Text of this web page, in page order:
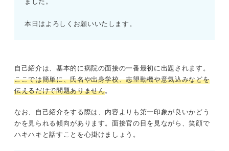
本日はよろしくお願いいたします。
自己紹介は、基本的に病院の面接の一番最初に出題されます。
ここでは簡単に、氏名や出身学校、志望動機や意気込みなどを
伝えるだけで問題ありません。
なお、自己紹介をする際は、内容よりも第一印象が良いかどう
かを見られる傾向があります。面接官の目を見ながら、笑顔で
ハキハキと話すことを心掛けましょう。